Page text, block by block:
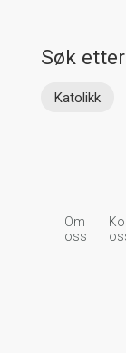
Søk
Katolikk
Om
oss